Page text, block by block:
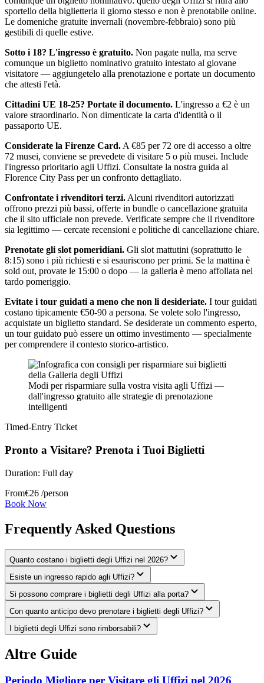
sportello della biglietteria il giorno stesso e non è prenotabile online.
Le domeniche gratuite invernali (novembre-febbraio) sono più
gestibili di quelle estive.
Sotto i 18? L'ingresso è gratuito. Non pagate nulla, ma serve
comunque un biglietto nominativo gratuito intestato al giovane
visitatore — aggiungetelo alla prenotazione e portate un documento
che attesti l'età.
Cittadini UE 18-25? Portate il documento. L'ingresso a €2 è un
valore straordinario. Non dimenticate la carta d'identità o il
passaporto UE.
Considerate la Firenze Card.A €85 per 72 ore di accesso a oltre
72 musei, conviene se prevedete di visitare 5 o più musei. Include
l'ingresso prioritario agli Uffizi. Consultate la nostra guida al
Florence City Pass per un confronto dettagliato.
Confrontate i rivenditori terzi.Alcuni rivenditori autorizzati
offrono prezzi più bassi, offerte in bundle o cancellazione gratuita
che il sito ufficiale non prevede. Verificate sempre che il rivenditore
sia legittimo — cercate recensioni e politiche di cancellazione chiare.
Prenotate gli slot pomeridiani. Gli slot mattutini (soprattutto le
8:15) sono i più richiesti e si esauriscono per primi. Se la mattina è
sold out, provate le 15:00 o dopo — la galleria è meno affollata nel
tardo pomeriggio.
Evitate i tour guidati a meno che non li desideriate. I tour guidati
costano tipicamente €50-90 a persona. Se volete solo l'ingresso,
acquistate un biglietto standard. Se desiderate un commento esperto,
un tour guidato può essere un ottimo investimento — specialmente
per comprendere il contesto storico-artistico.
Modi per risparmiare sulla vostra visita agli Uffizi —
dall'ingresso gratuito alle strategie di prenotazione
intelligenti
Timed-Entry Ticket
Pronto a Visitare? Prenota i Tuoi Biglietti
Duration: Full day
From€26 /person
Book Now
Frequently Asked Questions
Quanto costano i biglietti degli Uffizi nel 2026?
Esiste un ingresso rapido agli Uffizi?
Si possono comprare i biglietti degli Uffizi alla porta?
Con quanto anticipo devo prenotare i biglietti degli Uffizi?
I biglietti degli Uffizi sono rimborsabili?
Altre Guide
Periodo Migliore per Visitare gli Uffizi nel 2026